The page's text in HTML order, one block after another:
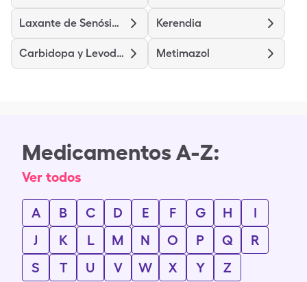
Laxante de Senósidos Kerendia
Carbidopa y Levodopa or Levocarb y Co-Careldopa Metimazol
Medicamentos A-Z:
Ver todos
A B C D E F G H
I
J
K L M N O P Q
R
S
T U V W X Y Z